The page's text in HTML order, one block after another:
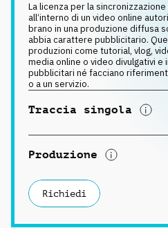
La licenza per la
all‘interno di un video online
brano in una produzione diffusa
abbia carattere pubblicitario.
produzioni come tutorial, vlog,
media online o video divulgativi e
pubblicitari né facciano
o a un servizio.
Traccia singola
Produzione
Richiedi